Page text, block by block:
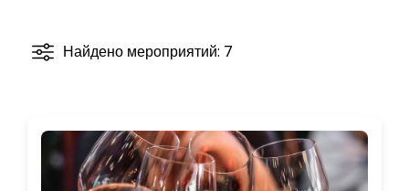
Найдено мероприятий: 7